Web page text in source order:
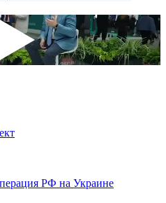
РФ на Украине